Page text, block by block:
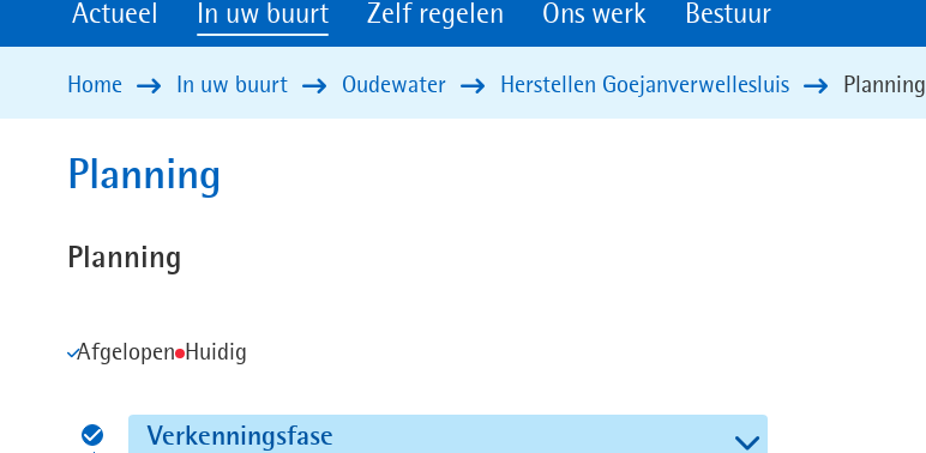
Actueel In uw buurt Zelf regelen Ons werk Bestuur
Home In uw buurt Oudewater Herstellen Goejanverwellesluis Planning
Planning
Planning
Afgelopen Huidig
Verkenningsfase